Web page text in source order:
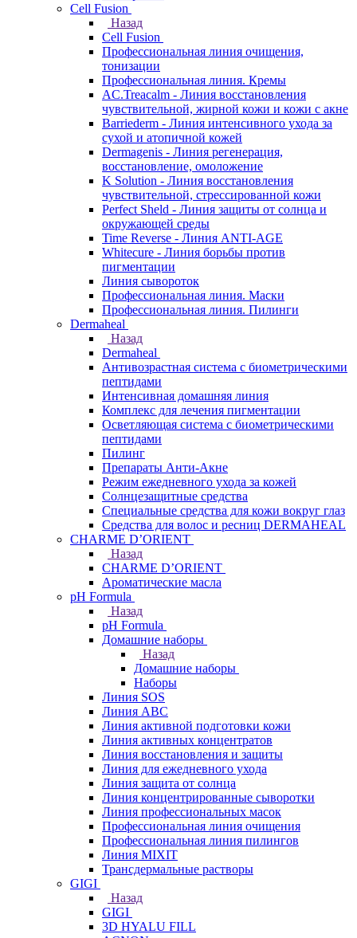
Cell Fusion
Назад
Cell Fusion
Профессиональная линия очищения,
тонизации
Профессиональная линия. Кремы
AC.Treacalm - Линия восстановления
чувствительной, жирной кожи и кожи с акне
Barriederm - Линия интенсивного ухода за
сухой и атопичной кожей
Dermagenis - Линия регенерация,
восстановление, омоложение
K Solution - Линия восстановления
чувствительной, стрессированной кожи
Perfect Sheld - Линия защиты от солнца и
окружающей среды
Time Reverse - Линия ANTI-AGE
Whitecure - Линия борьбы против
пигментации
Линия сывороток
Профессиональная линия. Маски
Профессиональная линия. Пилинги
Dermaheal
Назад
Dermaheal
Антивозрастная система с биометрическими
пептидами
Интенсивная домашняя линия
Комплекс для лечения пигментации
Осветляющая система с биометрическими
пептидами
Пилинг
Препараты Анти-Акне
Режим ежедневного ухода за кожей
Солнцезащитные средства
Специальные средства для кожи вокруг глаз
Средства для волос и ресниц DERMAHEAL
CHARME D’ORIENT
Назад
CHARME D’ORIENT
Ароматические масла
pH Formula
Назад
pH Formula
Домашние наборы
Назад
Домашние наборы
Наборы
Линия SOS
Линия АВС
Линия активной подготовки кожи
Линия активных концентратов
Линия восстановления и защиты
Линия для ежедневного ухода
Линия защита от солнца
Линия концентрированные сыворотки
Линия профессиональных масок
Профессиональная линия очищения
Профессиональная линия пилингов
Линия MIXIT
Трансдермальные растворы
GIGI
Назад
GIGI
3D HYALU FILL